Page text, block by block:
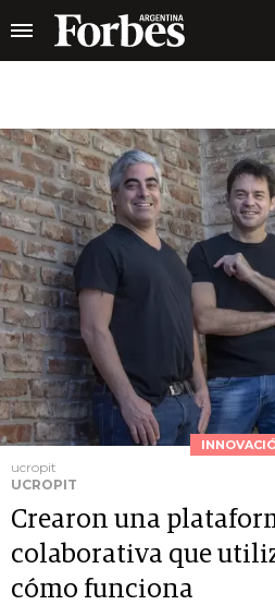
ucropit
UCROPIT
Crearon una
colaborativa que
cómo funciona